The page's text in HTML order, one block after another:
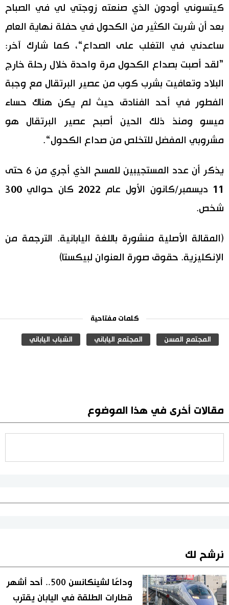
كيتسوني أودون الذي صنعته زوجتي لي في الصباح
بعد أن شربت الكثير من الكحول في حفلة نهاية العام
ساعدني في التغلب على الصداع“، كما شارك آخر:
”لقد أصبت بصداع الكحول مرة واحدة خلال رحلة خارج
البلاد وتعافيت بشرب كوب من عصير البرتقال مع وجبة
الفطور في أحد الفنادق حيث لم يكن هناك حساء
ميسو ومنذ ذلك الحين أصبح عصير البرتقال هو
مشروبي المفضل للتخلص من صداع الكحول“.
يذكر أن عدد المستجيبين للمسح الذي أجري من 6 حتى
11 ديسمبر/كانون الأول عام 2022 كان حوالي 300
شخص.
(المقالة الأصلية منشورة باللغة اليابانية. الترجمة من
الإنكليزية. حقوق صورة العنوان لبيكستا)
كلمات مفتاحية
المجتمع المسن المجتمع الياباني الشباب الياباني
مقالات أخرى في هذا الموضوع
نرشح لك
وداعًا لشينكانسن 500.. أحد أشهر
قطارات الطلقة في اليابان يقترب